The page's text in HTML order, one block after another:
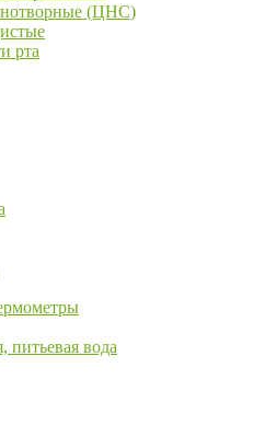
(ЦНС)
рта
питьевая вода